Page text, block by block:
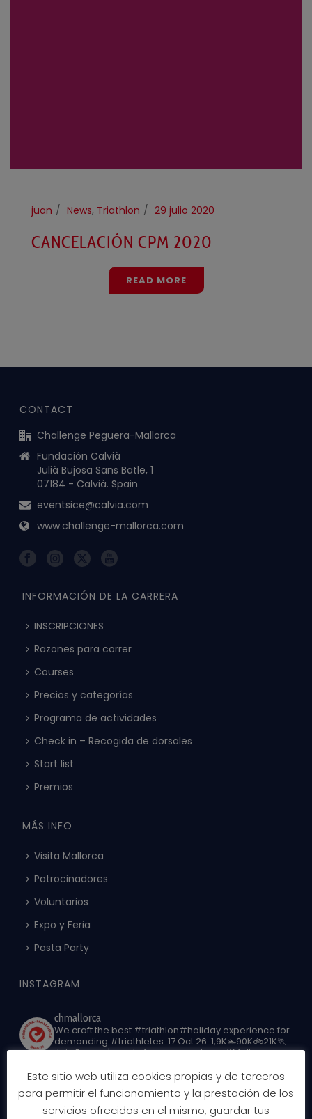
juan News, Triathlon 29 julio 2020
CANCELACIÓN CPM 2020
READ MORE
CONTACT
Challenge Peguera-Mallorca
Fundación Calvià
Julià Bujosa Sans Batle, 1
07184 - Calvià. Spain
eventsice@calvia.com
www.challenge-mallorca.com
INFORMACIÓN DE LA CARRERA
INSCRIPCIONES
Razones para correr
Courses
Precios y categorías
Programa de actividades
Check in – Recogida de dorsales
Start list
Premios
MÁS INFO
Visita Mallorca
Patrocinadores
Voluntarios
Expo y Feria
Pasta Party
INSTAGRAM
chmallorca
We craft the best #triathlon#holiday experience for
demanding #triathletes. 17 Oct 26: 1,9K🏊90K🚲21K🏃
Join Europe's end of season party on #Mallorca
Este sitio web utiliza cookies propias y de terceros
para permitir el funcionamiento y la prestación de los
servicios ofrecidos en el mismo, guardar tus